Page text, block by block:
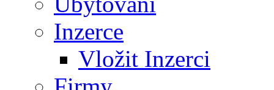
Inzerce
Vložit Inzerci